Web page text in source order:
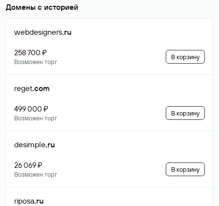
Домены с историей
webdesigners.ru
258 700 ₽
Возможен торг
В корзину
reget.com
499 000 ₽
Возможен торг
В корзину
desimple.ru
26 069 ₽
Возможен торг
В корзину
riposa.ru